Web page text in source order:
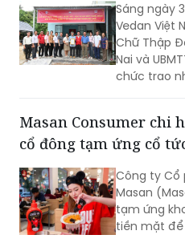
Sáng ngày
Vedan Việt
Chữ Thập
Nai và
chức trao
phố Đồng
Masan Consumer chi
cổ đông tạm ứng cổ
Công ty Cổ
Masan
tạm ứng
tiền mặt